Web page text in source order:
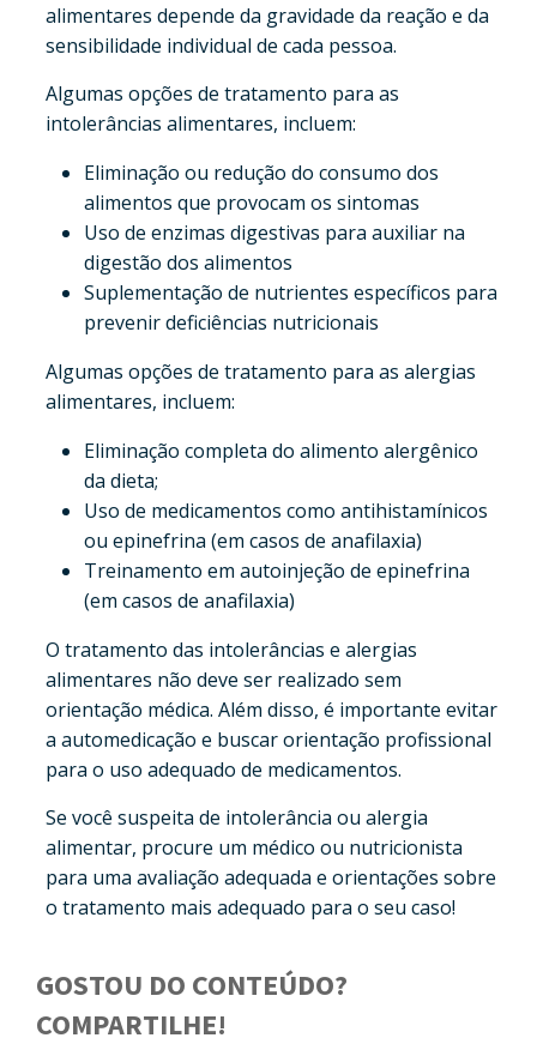
alimentares depende da gravidade da reação e da
sensibilidade individual de cada pessoa.
Algumas opções de tratamento para as
intolerâncias alimentares, incluem:
Eliminação ou redução do consumo dos
alimentos que provocam os sintomas
Uso de enzimas digestivas para auxiliar na
digestão dos alimentos
Suplementação de nutrientes específicos para
prevenir deficiências nutricionais
Algumas opções de tratamento para as alergias
alimentares, incluem:
Eliminação completa do alimento alergênico
da dieta;
Uso de medicamentos como antihistamínicos
ou epinefrina (em casos de anafilaxia)
Treinamento em autoinjeção de epinefrina
(em casos de anafilaxia)
O tratamento das intolerâncias e alergias
alimentares não deve ser realizado sem
orientação médica. Além disso, é importante evitar
a automedicação e buscar orientação profissional
para o uso adequado de medicamentos.
Se você suspeita de intolerância ou alergia
alimentar, procure um médico ou nutricionista
para uma avaliação adequada e orientações sobre
o tratamento mais adequado para o seu caso!
GOSTOU DO CONTEÚDO?
COMPARTILHE!